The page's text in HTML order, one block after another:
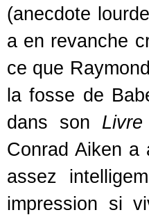
(anecdote
a en revanche
ce que
la fosse de
dans son
Conrad Aiken
assez
impression si